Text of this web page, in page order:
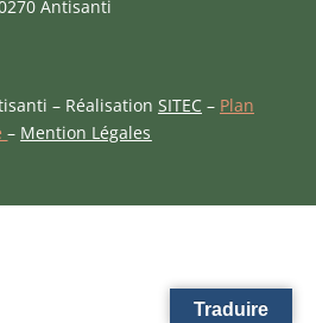
Antisanti
– Réalisation SITEC – Plan
– Mention Légales
Traduire